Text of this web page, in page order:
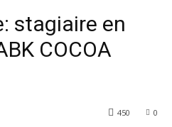
stagiaire en
COCOA
0
450